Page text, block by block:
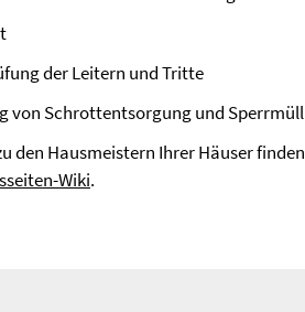
der Leitern und Tritte
von Schrottentsorgung und Sperrmüll
den Hausmeistern Ihrer Häuser finden
Wiki.